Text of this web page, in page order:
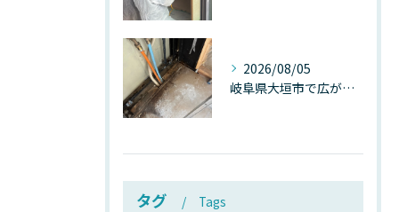
2026/08/05
岐阜県大垣市で広がる“深層カビ汚染”──なぜ除カビが必要なのか、建物内部で起きている見えない危機
タグ Tags